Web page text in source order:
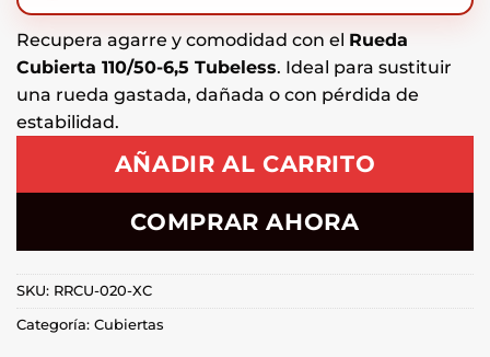
Recupera agarre y comodidad con el Rueda
Cubierta 110/50-6,5 Tubeless. Ideal para sustituir
una rueda gastada, dañada o con pérdida de
estabilidad.
AÑADIR AL CARRITO
COMPRAR AHORA
SKU: RRCU-020-XC
Categoría: Cubiertas